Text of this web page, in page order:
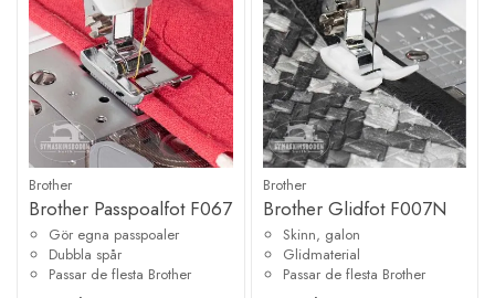
Brother
Brother Passpoalfot F067
Gör egna passpoaler
Dubbla spår
Passar de flesta Brother
Brother
Brother Glidfot F007N
Skinn, galon
Glidmaterial
Passar de flesta Brother